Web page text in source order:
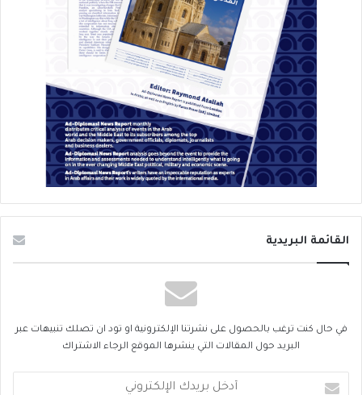
القائمة البريدية
في حال كنت ترغب بالحصول على نشرتنا الإلكترونية او تود ان تصلك تنبيهات عبر
البريد حول المقالات التي ينشرها الموقع الرجاء الاشتراك